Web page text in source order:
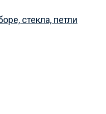
стекла, петли